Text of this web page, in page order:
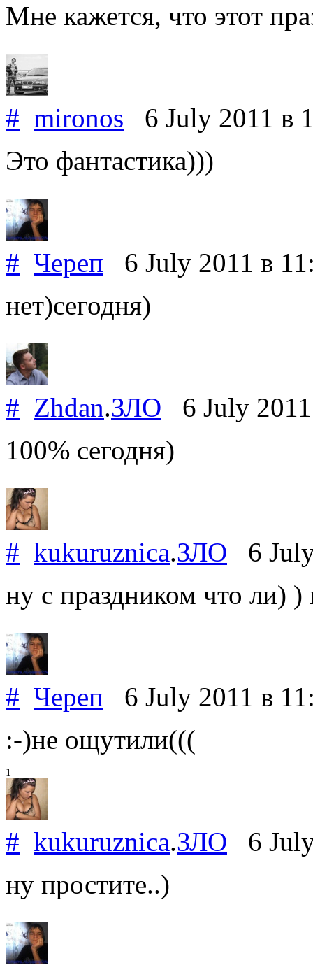
Мне кажется, что этот
# mironos 6 July 2011 в
Это фантастика)))
# Череп 6 July 2011 в
нет)сегодня)
# Zhdan.ЗЛО 6 July
100% сегодня)
# kukuruznica.ЗЛО 6
ну с праздником что ли)
# Череп 6 July 2011 в
:-)не ощутили(((
1
# kukuruznica.ЗЛО 6
ну простите..)